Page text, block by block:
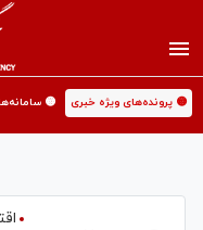
🟡 پرونده‌های ویژه خبری 🟡